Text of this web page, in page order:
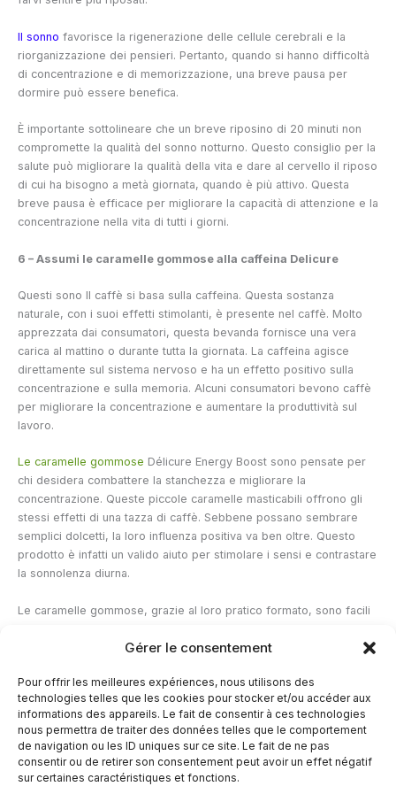
Gérer le consentement
Pour offrir les meilleures expériences, nous utilisons des
technologies telles que les cookies pour stocker et/ou accéder aux
informations des appareils. Le fait de consentir à ces technologies
nous permettra de traiter des données telles que le comportement
de navigation ou les ID uniques sur ce site. Le fait de ne pas
consentir ou de retirer son consentement peut avoir un effet négatif
sur certaines caractéristiques et fonctions.
Il sonno favorisce la rigenerazione delle cellule cerebrali e la
riorganizzazione dei pensieri. Pertanto, quando si hanno difficoltà
di concentrazione e di memorizzazione, una breve pausa per
dormire può essere benefica.
È importante sottolineare che un breve riposino di 20 minuti non
compromette la qualità del sonno notturno. Questo consiglio per la
salute può migliorare la qualità della vita e dare al cervello il riposo
di cui ha bisogno a metà giornata, quando è più attivo. Questa
breve pausa è efficace per migliorare la capacità di attenzione e la
concentrazione nella vita di tutti i giorni.
6 – Assumi le caramelle gommose alla caffeina Delicure
Questi sono Il caffè si basa sulla caffeina. Questa sostanza
naturale, con i suoi effetti stimolanti, è presente nel caffè. Molto
apprezzata dai consumatori, questa bevanda fornisce una vera
carica al mattino o durante tutta la giornata. La caffeina agisce
direttamente sul sistema nervoso e ha un effetto positivo sulla
concentrazione e sulla memoria. Alcuni consumatori bevono caffè
per migliorare la concentrazione e aumentare la produttività sul
lavoro.
Le caramelle gommose Délicure Energy Boost sono pensate per
chi desidera combattere la stanchezza e migliorare la
concentrazione. Queste piccole caramelle masticabili offrono gli
stessi effetti di una tazza di caffè. Sebbene possano sembrare
semplici dolcetti, la loro influenza positiva va ben oltre. Questo
prodotto è infatti un valido aiuto per stimolare i sensi e contrastare
la sonnolenza diurna.
Le caramelle gommose, grazie al loro pratico formato, sono facili
momento. Per garantirne l'efficacia, questo integratore alimentare
uno stile di vita sano. In caso di problemi di concentrazione
significativi, si consiglia di consultare un medico.
←Articolo precedente Articolo successivo→